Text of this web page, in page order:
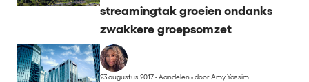
streamingtak groeien ondanks
zwakkere groepsomzet
23 augustus 2017 - Aandelen•door Amy Yassim